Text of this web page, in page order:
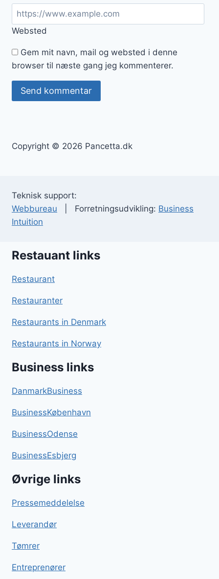
Websted
Gem mit navn, mail og websted i denne
browser til næste gang jeg kommenterer.
Copyright © 2026 Pancetta.dk
Teknisk support:
Webbureau | Forretningsudvikling: Business
Intuition
Restauant links
Restaurant
Restauranter
Restaurants in Denmark
Restaurants in Norway
Business links
DanmarkBusiness
BusinessKøbenhavn
BusinessOdense
BusinessEsbjerg
Øvrige links
Pressemeddelelse
Leverandør
Tømrer
Entreprenører